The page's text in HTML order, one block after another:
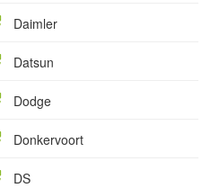
Daimler
Datsun
Dodge
Donkervoort
DS